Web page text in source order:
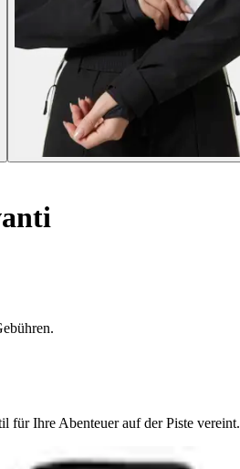
für Ihre Abenteuer auf der Piste vereint.